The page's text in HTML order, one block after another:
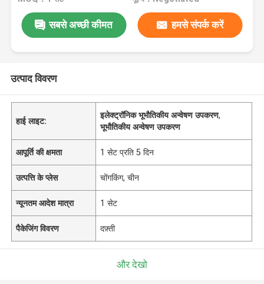
सबसे अच्छी कीमत हमसे संपर्क करें
उत्पाद विवरण
हाई लाइट:
इलेक्ट्रॉनिक भूभौतिकीय अन्वेषण उपकरण,
भूभौतिकीय अन्वेषण उपकरण
आपूर्ति की क्षमता 1 सेट प्रति 5 दिन
उत्पत्ति के प्लेस चोंगकिंग, चीन
न्यूनतम आदेश मात्रा 1 सेट
पैकेजिंग विवरण दफ़्ती
और देखो